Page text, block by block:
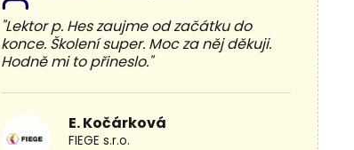
"Lektor p. Hes zaujme od začátku do
konce. Školení super. Moc za něj děkuji.
Hodně mi to přineslo."
E. Kočárková
FIEGE s.r.o.